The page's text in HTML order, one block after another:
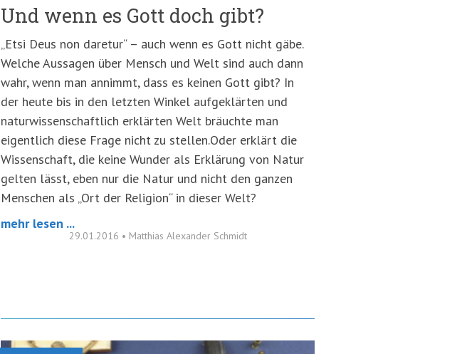
Und wenn es Gott doch gibt?
„Etsi Deus non daretur“ – auch wenn es Gott nicht gäbe.
Welche Aussagen über Mensch und Welt sind auch dann
wahr, wenn man annimmt, dass es keinen Gott gibt? In
der heute bis in den letzten Winkel aufgeklärten und
naturwissenschaftlich erklärten Welt bräuchte man
eigentlich diese Frage nicht zu stellen.Oder erklärt die
Wissenschaft, die keine Wunder als Erklärung von Natur
gelten lässt, eben nur die Natur und nicht den ganzen
Menschen als „Ort der Religion“ in dieser Welt?
mehr lesen ...
29.01.2016 • Matthias Alexander Schmidt